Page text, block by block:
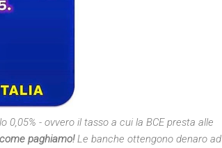
- ovvero il tasso a cui la BCE presta alle
paghiamo!Le banche ottengono denaro ad